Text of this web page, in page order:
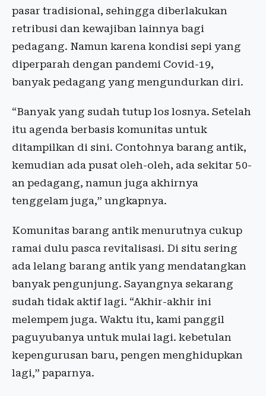
pasar tradisional, sehingga diberlakukan
retribusi dan kewajiban lainnya bagi
pedagang. Namun karena kondisi sepi yang
diperparah dengan pandemi Covid-19,
banyak pedagang yang mengundurkan diri.
“Banyak yang sudah tutup los losnya. Setelah
itu agenda berbasis komunitas untuk
ditampilkan di sini. Contohnya barang antik,
kemudian ada pusat oleh-oleh, ada sekitar 50-
an pedagang, namun juga akhirnya
tenggelam juga,” ungkapnya.
Komunitas barang antik menurutnya cukup
ramai dulu pasca revitalisasi. Di situ sering
ada lelang barang antik yang mendatangkan
banyak pengunjung. Sayangnya sekarang
sudah tidak aktif lagi. “Akhir-akhir ini
melempem juga. Waktu itu, kami panggil
paguyubanya untuk mulai lagi. kebetulan
kepengurusan baru, pengen menghidupkan
lagi,” paparnya.